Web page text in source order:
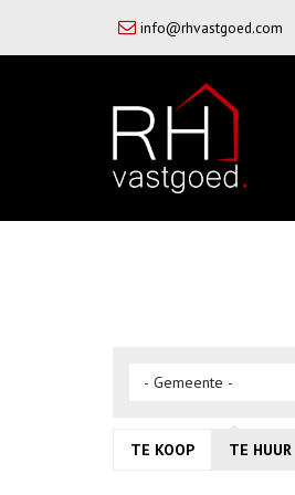
info@rhvastgoed.com
- Gemeente -
TE KOOP TE HUUR